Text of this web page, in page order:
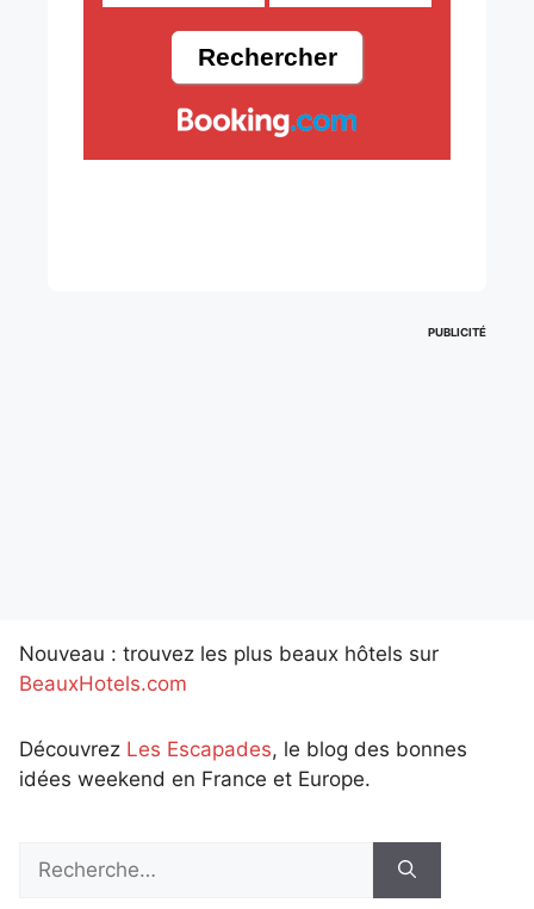
PUBLICITÉ
Nouveau : trouvez les plus beaux hôtels sur
BeauxHotels.com
Découvrez Les Escapades, le blog des bonnes
idées weekend en France et Europe.